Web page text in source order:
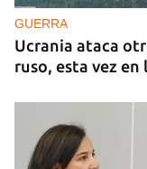
GUERRA
Ucrania ataca
ruso, esta vez en